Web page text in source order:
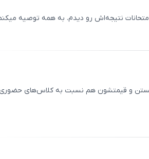
نتیجه‌اش رو دیدم. به همه توصیه
هستن و قیمتشون هم نسبت به کلاس‌های حضوری